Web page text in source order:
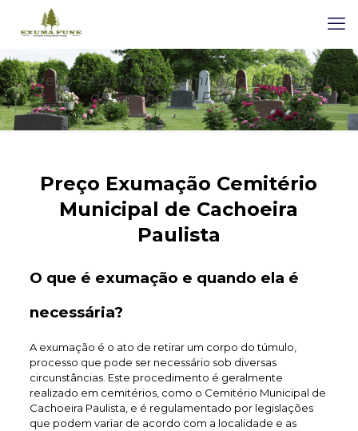
Preço Exumação Cemitério Municipal
de Cachoeira Paulista
Preço Exumação Cemitério
Municipal de Cachoeira
Paulista
O que é exumação e quando ela é
necessária?
A exumação é o ato de retirar um corpo do túmulo,
processo que pode ser necessário sob diversas
circunstâncias. Este procedimento é geralmente
realizado em cemitérios, como o Cemitério Municipal de
Cachoeira Paulista, e é regulamentado por legislações
que podem variar de acordo com a localidade e as